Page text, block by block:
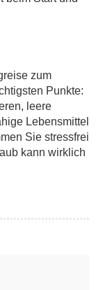
zum
Punkte:
leere
Lebensmittel
Sie stressfrei
kann wirklich